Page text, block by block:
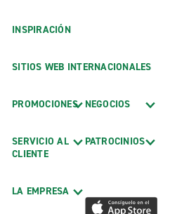
INSPIRACIÓN
SITIOS WEB INTERNACIONALES
PROMOCIONES
SERVICIO AL
CLIENTE
LA EMPRESA
NEGOCIOS
PATROCINIOS